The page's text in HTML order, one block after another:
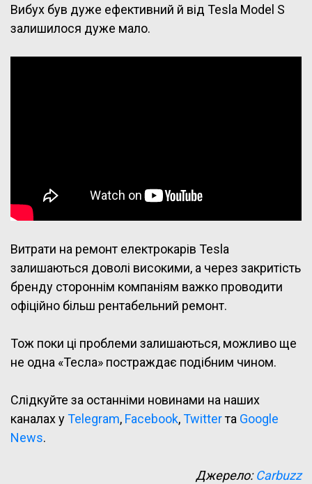
Вибух був дуже ефективний й від Tesla Model S
залишилося дуже мало.
Витрати на ремонт електрокарів Tesla
залишаються доволі високими, а через закритість
бренду стороннім компаніям важко проводити
офіційно більш рентабельний ремонт.
Тож поки ці проблеми залишаються, можливо ще
не одна «Тесла» постраждає подібним чином.
Слідкуйте за останніми новинами на наших
каналах уTelegram, Facebook,Twitterта Google
News.
Джерело:Carbuzz